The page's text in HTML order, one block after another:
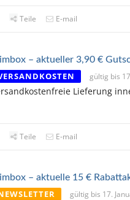
Teile E-mail
– aktueller 3,90 €
gültig bis
Lieferung
Teile E-mail
– aktuelle 15 €
gültig bis 17.